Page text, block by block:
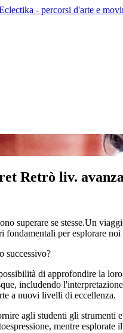
Retrò liv.
superare se stesse.Un
per esplorare noi
successivo?
di approfondire la
includendo
a nuovi livelli di eccellenza.
agli studenti gli strumenti
mentre